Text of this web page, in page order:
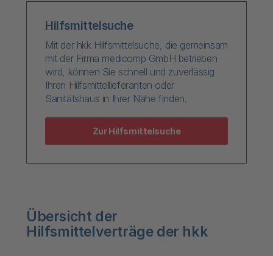
Hilfsmittelsuche
Mit der hkk Hilfsmittelsuche, die gemeinsam
mit der Firma medicomp GmbH betrieben
wird, können Sie schnell und zuverlässig
Ihren Hilfsmittellieferanten oder
Sanitätshaus in Ihrer Nähe finden.
Zur Hilfsmittelsuche
Übersicht der
Hilfsmittelverträge der hkk